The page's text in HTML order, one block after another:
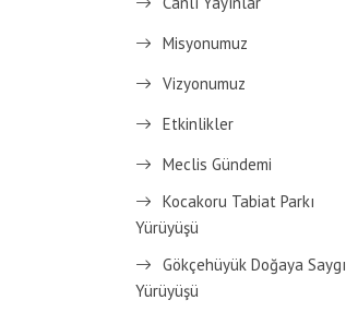
Misyonumuz
Vizyonumuz
Etkinlikler
Meclis Gündemi
Kocakoru Tabiat Parkı
Yürüyüşü
Gökçehüyük Doğaya Saygı
Yürüyüşü